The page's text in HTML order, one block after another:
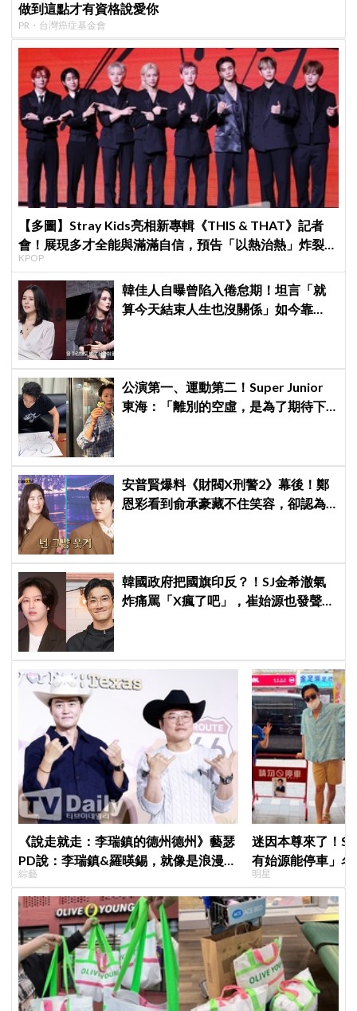
做到這點才有資格說愛你
PR・台灣癌症基金會
【多圖】Stray Kids亮相新專輯《THIS & THAT》記者
會！展現多才全能與滿滿自信，預告「以熱治熱」炸裂夏
日音樂圈
KPOP
韓佳人自曝曾陷入倦怠期！坦言「就
算今天結束人生也沒關係」如今靠
公演第一、運動第二！Super Junior
東海：「離別的空虛，是為了期待下
安普賢爆料《財閥X刑警2》幕後！鄭
恩彩看到俞承豪藏不住笑容，卻認為
韓國政府把國旗印反？！SJ金希澈氣
炸痛罵「X瘋了吧」，崔始源也發聲挺
《說走就走：李瑞鎮的德州德州》藝瑟
PD說：李瑞鎮&羅暎錫，就像是浪漫喜
劇的男女主角一樣XD
綜藝
迷因本尊來了！
有始源能停車」
照片」，店家尖
不能脫粉了
明星